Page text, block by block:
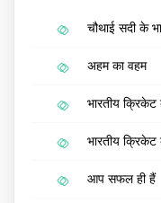
चौथाई सदी के
अहम का वहम
भारतीय
भारतीय
आप सफल ही हैं